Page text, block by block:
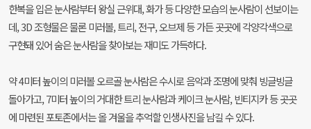
한복을 입은 눈사람부터 왕실 근위대, 화가 등 다양한 모습의 눈사람이 선보이는
데, 3D 조형물은 물론 미러볼, 트리, 전구, 오브제 등 가든 곳곳에 각양각색으로
구현돼 있어 숨은 눈사람을 찾아보는 재미도 가득하다.
약 4미터 높이의 미러볼 오르골 눈사람은 수시로 음악과 조명에 맞춰 빙글빙글
돌아가고, 7미터 높이의 거대한 트리 눈사람과 케이크 눈사람, 빈티지카 등 곳곳
에 마련된 포토존에서는 올 겨울을 추억할 인생사진을 남길 수 있다.